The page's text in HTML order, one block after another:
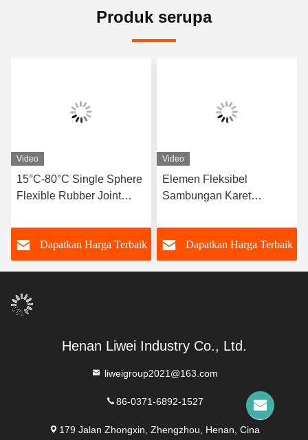
Produk serupa
Video
15°C-80°C Single Sphere
Flexible Rubber Joint
Media Udara Menawarkan
Umur Layanan yang
Panjang Dan Daya Tahan
Dapatkan Harga Terbaik
Video
Elemen Fleksibel
Sambungan Karet
Tahan Korosi Cocok
Untuk Sistem Pipa
Dinamis yang
Dapatkan Harga Terbaik
Henan Liwei Industry Co., Ltd.
liweigroup2021@163.com
86-0371-6892-1527
179 Jalan Zhongxin, Zhengzhou, Henan, Cina